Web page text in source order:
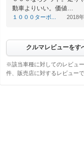
動車よりいい。価値…
１０００ターボ... 2018
クルマレビューをす
※該当車種に対してのレビュ
件、販売店に対するレビュー